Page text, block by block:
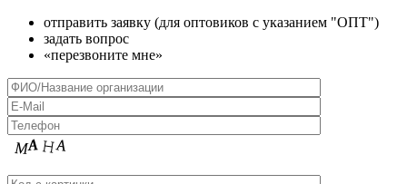
отправить заявку (для оптовиков с указанием "ОПТ")
задать вопрос
«перезвоните мне»